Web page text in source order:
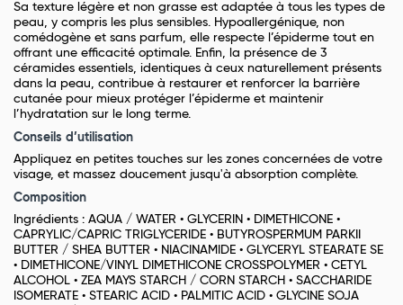
Sa texture légère et non grasse est adaptée à tous les types de
peau, y compris les plus sensibles. Hypoallergénique, non
comédogène et sans parfum, elle respecte l’épiderme tout en
offrant une efficacité optimale. Enfin, la présence de 3
céramides essentiels, identiques à ceux naturellement présents
dans la peau, contribue à restaurer et renforcer la barrière
cutanée pour mieux protéger l’épiderme et maintenir
l’hydratation sur le long terme.
Conseils d’utilisation
Appliquez en petites touches sur les zones concernées de votre
visage, et massez doucement jusqu'à absorption complète.
Composition
Ingrédients : AQUA / WATER • GLYCERIN • DIMETHICONE •
CAPRYLIC/CAPRIC TRIGLYCERIDE • BUTYROSPERMUM PARKII
BUTTER / SHEA BUTTER • NIACINAMIDE • GLYCERYL STEARATE SE
• DIMETHICONE/VINYL DIMETHICONE CROSSPOLYMER • CETYL
ALCOHOL • ZEA MAYS STARCH / CORN STARCH • SACCHARIDE
ISOMERATE • STEARIC ACID • PALMITIC ACID • GLYCINE SOJA